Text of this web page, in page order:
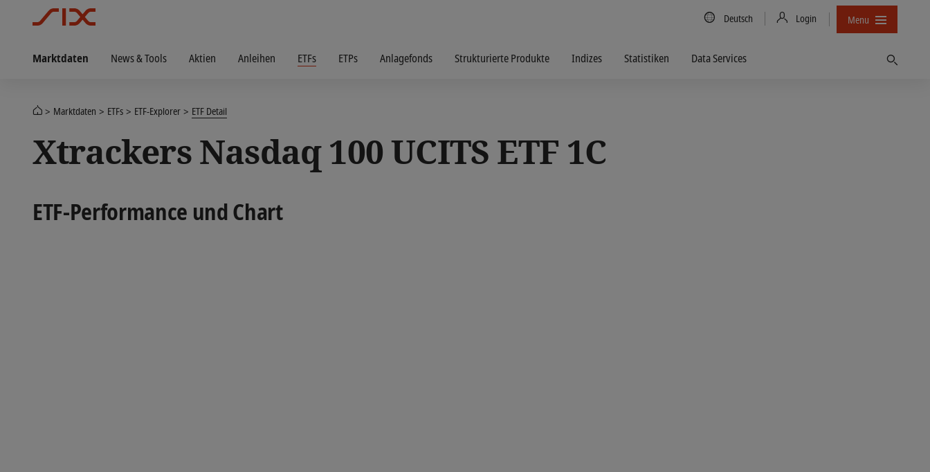
Country/Language
Deutsch Login Menu
Marktdaten News & Tools Aktien Anleihen ETFs ETPs Anlagefonds Strukturierte Produkte Indizes Statistiken Data Services
Marktdaten ETFs ETF-Explorer ETF Detail
Xtrackers Nasdaq 100 UCITS ETF 1C
ETF-Performance und Chart